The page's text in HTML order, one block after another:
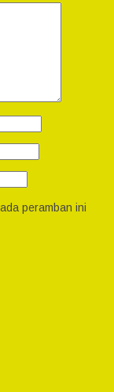
peramban ini